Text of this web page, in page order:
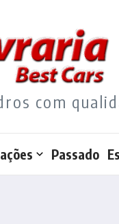
com
Passado